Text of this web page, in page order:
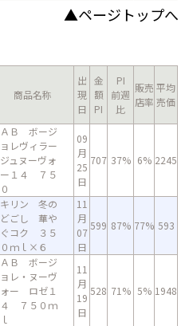
▲ページトップへ
商品名称
出
現
日
金
額
PI
PI
前週
比
販売
店率
平均
売価
ＡＢ ボージ
ョレヴィラー
ジュヌーヴォ
ー１４ ７５
０
09
月
25
日
707 37% 6% 2245
キリン 冬の
どごし 華や
ぐコク ３５
０ｍｌ×６
11
月
07
日
599 87% 77% 593
ＡＢ ボージ
ョレ・ヌーヴ
ォー ロゼ１
４ ７５０ｍ
ｌ
11
月
19
日
528 71% 5% 1948